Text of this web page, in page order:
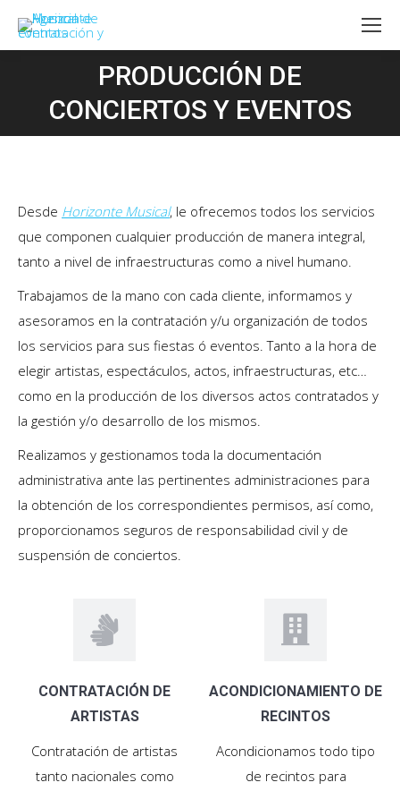
PRODUCCIÓN DE
CONCIERTOS Y EVENTOS
Desde Horizonte Musical, le ofrecemos todos los servicios
que componen cualquier producción de manera integral,
tanto a nivel de infraestructuras como a nivel humano.
Trabajamos de la mano con cada cliente, informamos y
asesoramos en la contratación y/u organización de todos
los servicios para sus fiestas ó eventos. Tanto a la hora de
elegir artistas, espectáculos, actos, infraestructuras, etc…
como en la producción de los diversos actos contratados y
la gestión y/o desarrollo de los mismos.
Realizamos y gestionamos toda la documentación
administrativa ante las pertinentes administraciones para
la obtención de los correspondientes permisos, así como,
proporcionamos seguros de responsabilidad civil y de
suspensión de conciertos.
CONTRATACIÓN DE
ARTISTAS
Contratación de artistas
tanto nacionales como
ACONDICIONAMIENTO DE
RECINTOS
Acondicionamos todo tipo
de recintos para